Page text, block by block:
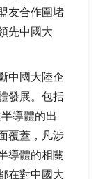
友合作圍堵
先中國大
中國大陸企
發展。包括
導體的出
覆蓋，凡涉
導體的相關
在對中國大